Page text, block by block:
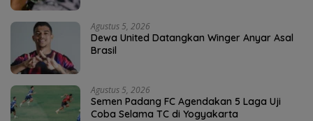
Agustus 5, 2026
Dewa United Datangkan Winger Anyar Asal
Brasil
Agustus 5, 2026
Semen Padang FC Agendakan 5 Laga Uji
Coba Selama TC di Yogyakarta